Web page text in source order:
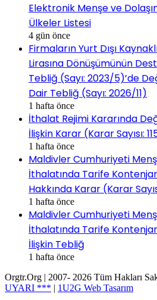
Elektronik Menşe ve
Ülkeler Listesi
4 gün önce
Firmaların Yurt Dışı
Lirasına Dönüşümünün
Tebliğ (Sayı: 2023/5)’de
Dair Tebliğ (Sayı: 2026/11)
1 hafta önce
İthalat Rejimi Kararında
İlişkin Karar (Karar Sayısı:
1 hafta önce
Maldivler Cumhuriyeti
İthalatında Tarife
Hakkında Karar (Karar
1 hafta önce
Maldivler Cumhuriyeti
İthalatında Tarife
İlişkin Tebliğ
1 hafta önce
Orgtr.Org | 2007- 2026 Tüm Hakları
UYARI *** | 1U2G Web Tasarım